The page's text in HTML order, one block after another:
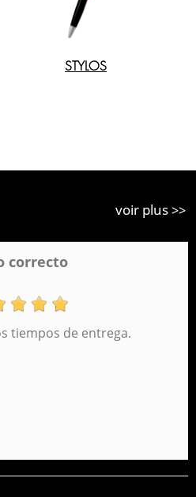
STYLOS
voir plus >>
correcto
tiempos de entrega.